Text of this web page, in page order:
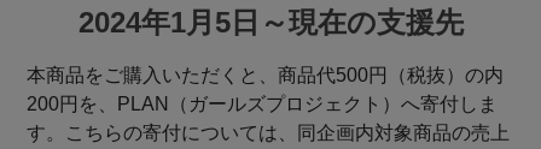
2024年1月5日～現在の支援先
本商品をご購入いただくと、商品代500円（税抜）の内
200円を、PLAN（ガールズプロジェクト）へ寄付しま
す。こちらの寄付については、同企画内対象商品の売上